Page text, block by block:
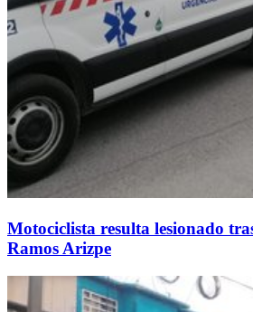
Motociclista resulta lesionado
Ramos Arizpe